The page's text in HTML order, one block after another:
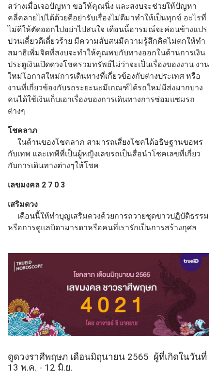
สว่างเมื่อเจอปัญหา ขอให้คุณนิ่ง และสงบจะช่วยให้ปัญหา
คลี่คลายไปได้ด้วยดีอย่ารับเรื่องไม่ดีมาทำให้เป็นทุกข์ อะไรที่
ไม่ดีให้ตัดออกไปอย่าไปสนใจ เดือนนี้อารมณ์จะค่อนข้างแปร
ปวนเดี๋ยวดีเดี๋ยวร้าย มีความสับสนมีความรู้สึกคิดไม่ตกให้ทำ
สมาธิเพิ่มจิตที่สงบจะทำให้คุณพบกับทางออกในด้านการเงิน
ประตูเงินเปิดดวงโชครวมทรัพย์ไม่ว่าจะเป็นเรื่องของงาน งาน
ใหม่โอกาสใหม่การเดินทางที่เกี่ยวข้องกับต่างประเทศ หรือ
งานที่เกี่ยวข้องกับรถระยะนะมีเกณฑ์ได้รถใหม่มีส่งมากบาง
คนได้ใช้เงินเก็บเอาเรื่องของการเดินทางการซ่อมแซมรถ
ต่างๆ
โชคลาภ
ในด้านของโชคลาภ สามารถเสี่ยงโชคได้อธิษฐานขอพร
กับเทพ และเทพีที่เป็นผู้หญิงเลขรถเป็นสื่อนำโชคเลขที่เกี่ยว
กับการเดินทางต่างๆให้โชค
เลขมงคล 2 7 0 3
เสริมดวง
เดือนนี้ให้ทำบุญเสริมดวงด้วยการถวายชุดขาวปฏิบัติธรรม
หรือการดูแลบิดามารดาหรือคนที่เรารักเป็นการสร้างกุศล
ดูดวงราศีพฤษภ เดือนมิถุนายน 2565 ผู้ที่เกิดในวันที่
13 พ.ค. - 12 มิ.ย.